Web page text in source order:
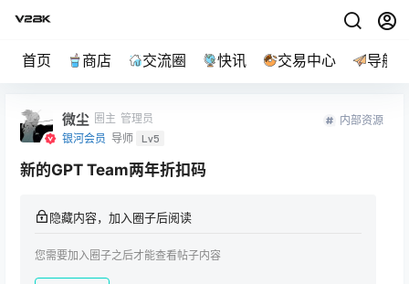
首页 商店 交流圈 快讯 交易中心 导航
微尘 圈主 管理员
银河会员 导师 Lv5
内部资源
新的GPT Team两年折扣码
隐藏内容，加入圈子后阅读
您需要加入圈子之后才能查看帖子内容